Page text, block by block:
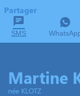
Partager
SMS
Martine
née KLOTZ